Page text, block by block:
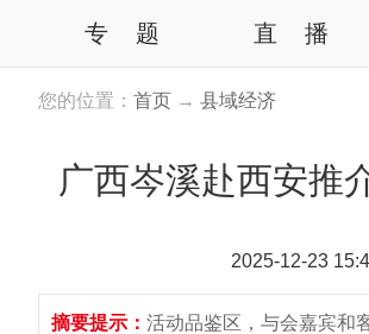
专 题 直 播
您的位置： 首页 → 县域经济
广西岑溪赴西安推
2025-12-23
摘要提示： 活动品鉴区，与会嘉宾和